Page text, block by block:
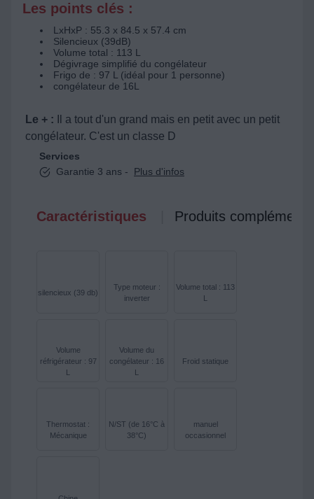
Les points clés :
LxHxP : 55.3 x 84.5 x 57.4 cm
Silencieux (39dB)
Volume total : 113 L
Dégivrage simplifié du congélateur
Frigo de : 97 L (idéal pour 1 personne)
congélateur de 16L
Le + :
Il a tout d'un grand mais en petit avec un petit
congélateur. C'est un classe D
Services
Garantie 3 ans -
Plus d'infos
Caractéristiques Produits
silencieux (39 db)
Type moteur :
inverter
Volume total : 113
L
Volume
réfrigérateur : 97
L
Volume du
congélateur : 16
L
Froid statique
Thermostat :
Mécanique
N/ST (de 16°C à
38°C)
manuel
occasionnel